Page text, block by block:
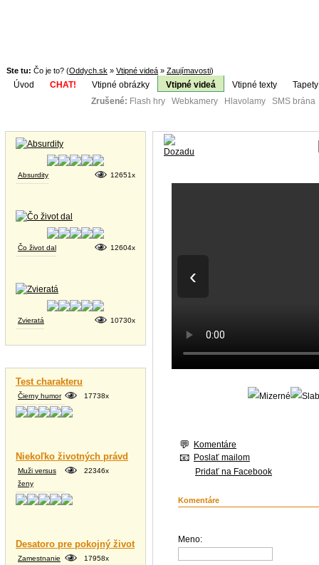
Ste tu: Čo je to? (Oddych.sk » Vtipné videá » Zaujímavosti)
Úvod CHAT! Vtipné obrázky Vtipné videá Vtipné texty
Zrušené: Flash hry Webkamery Hlavolamy SMS
Absurdity 12651x
Čo život dal 12604x
Zvieratá 10730x
Test charakteru
Čierny humor 17738x
Niekoľko životných právd
Muži versus
ženy
22346x
Desatoro pre pokojný život
Zamestnanie
17958x
‹
Komentáre
Poslať mailom
Pridať na Facebook
Komentáre
Meno: